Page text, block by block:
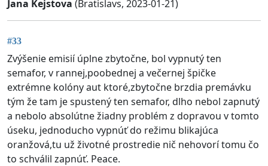
Jana Kejstova (Bratislavs, 2023-01-21)
#33
Zvýšenie emisií úplne zbytočne, bol vypnutý ten
semafor, v rannej,poobednej a večernej špičke
extrémne kolóny aut ktoré,zbytočne brzdia premávku
tým že tam je spustený ten semafor, dlho nebol zapnutý
a nebolo absolútne žiadny problém z dopravou v tomto
úseku, jednoducho vypnúť do režimu blikajúca
oranžová,tu už životné prostredie nič nehovorí tomu čo
to schválil zapnúť. Peace.